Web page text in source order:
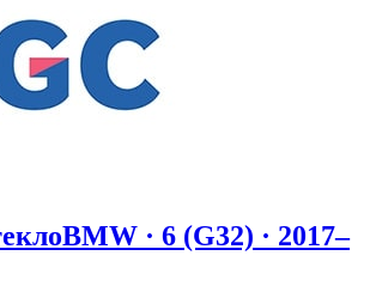
BMW · 6 (G32) · 2017–